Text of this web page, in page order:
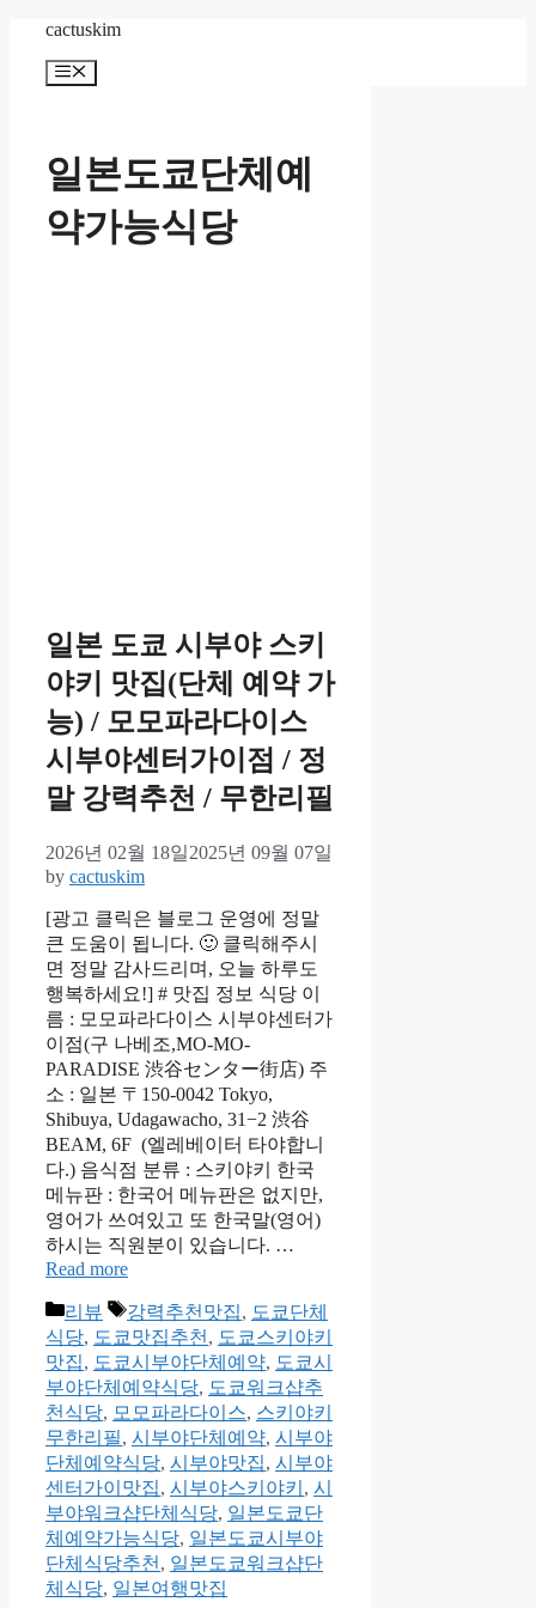
content
cactuskim
Menu
일본도쿄단체예
약가능식당
일본 도쿄 시부야 스키
야키 맛집(단체 예약 가
능) / 모모파라다이스
시부야센터가이점 / 정
말 강력추천 / 무한리필
2026년 02월 18일2025년 09월 07일
by cactuskim
[광고 클릭은 블로그 운영에 정말
큰 도움이 됩니다. 🙂 클릭해주시
면 정말 감사드리며, 오늘 하루도
행복하세요!] # 맛집 정보 식당 이
름 : 모모파라다이스 시부야센터가
이점(구 나베조,MO-MO-
PARADISE 渋谷センター街店) 주
소 : 일본 〒150-0042 Tokyo,
Shibuya, Udagawacho, 31−2 渋谷
BEAM, 6F (엘레베이터 타야합니
다.) 음식점 분류 : 스키야키 한국
메뉴판 : 한국어 메뉴판은 없지만,
영어가 쓰여있고 또 한국말(영어)
하시는 직원분이 있습니다. …
Read more
Categories
리뷰 Tags
강력추천맛집, 도쿄단체
식당, 도쿄맛집추천 , 도쿄스키야키
맛집, 도쿄시부야단체예약, 도쿄시
부야단체예약식당, 도쿄워크샵추
천식당, 모모파라다이스, 스키야키
무한리필, 시부야단체예약, 시부야
단체예약식당, 시부야맛집, 시부야
센터가이맛집, 시부야스키야키 , 시
부야워크샵단체식당, 일본도쿄단
체예약가능식당, 일본도쿄시부야
단체식당추천 , 일본도쿄워크샵단
체식당, 일본여행맛집